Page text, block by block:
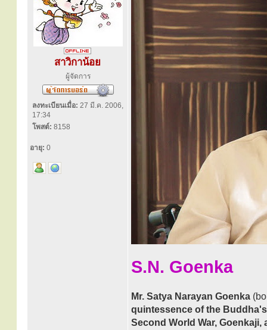
สาวิกาน้อย
ผู้จัดการ
ลงทะเบียนเมื่อ: 27 มี.ค. 2006,
17:34
โพสต์: 8158
อายุ: 0
S.N. Goenka
Mr. Satya Narayan Goenka
quintessence of the
Second World War,